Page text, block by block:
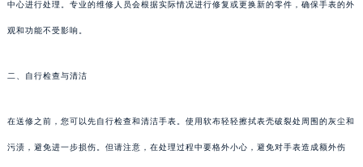
中心进行处理。专业的维修人员会根据实际情况进行修复或更换新的零件，确保手表的外
观和功能不受影响。
二、自行检查与清洁
在送修之前，您可以先自行检查和清洁手表。使用软布轻轻擦拭表壳破裂处周围的灰尘和
污渍，避免进一步损伤。但请注意，在处理过程中要格外小心，避免对手表造成额外伤